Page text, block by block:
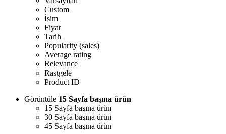
Custom
İsim
Fiyat
Tarih
Popularity (sales)
Average rating
Relevance
Rastgele
Product ID
Görüntüle 15 Sayfa başına ürün
15 Sayfa başına ürün
30 Sayfa başına ürün
45 Sayfa başına ürün